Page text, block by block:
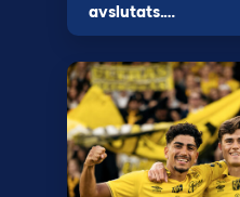
avslutats.…